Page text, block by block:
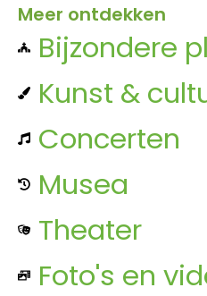
Meer ontdekken
Bijzondere
Kunst &
Concerten
Musea
Theater
Foto's en